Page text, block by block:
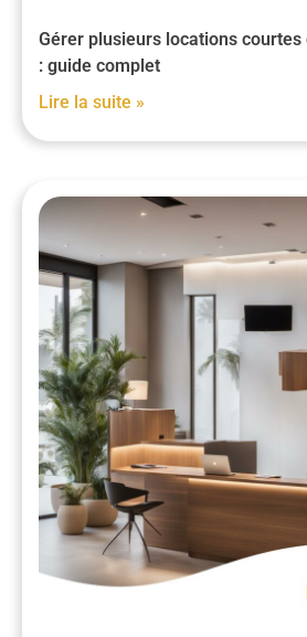
Gérer plusieurs locations courtes
: guide complet
Lire la suite »